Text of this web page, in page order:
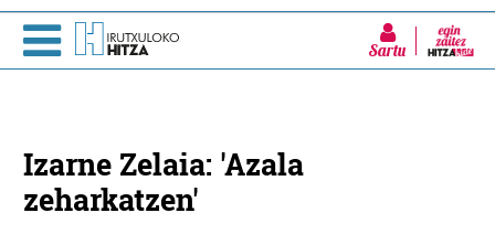
Sartu
Izarne Zelaia: 'Azala
zeharkatzen'